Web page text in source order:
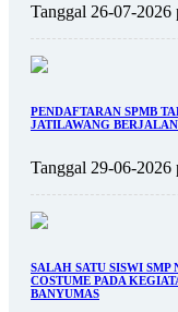
Tanggal 26-07-2026
PENDAFTARAN SPMB
JATILAWANG
Tanggal 29-06-2026
SALAH SATU SISWI
COSTUME PADA
BANYUMAS